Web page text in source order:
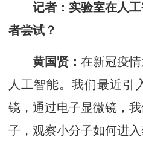
记者 ： 实验室在人
者尝试？
黄国贤： 在新冠疫
人工智能。我们最近引
镜，通过电子显微镜，
子，观察小分子如何进